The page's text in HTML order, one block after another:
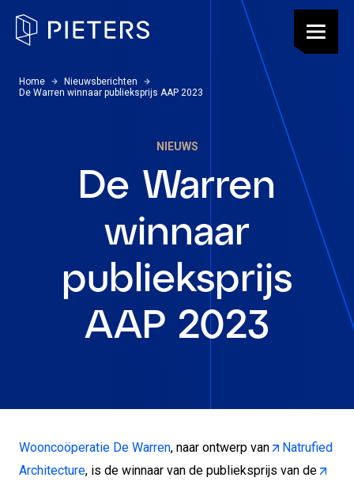
Pieters, terug naar de homepagina
Menu
U bevindt zich hier:
Home
Nieuwsberichten
De Warren winnaar publieksprijs AAP 2023
NIEUWS
De Warren
winnaar
publieksprijs
AAP 2023
Wooncoöperatie De Warren, naar ontwerp van
Natrufied
Architecture, is de winnaar van de publieksprijs van de